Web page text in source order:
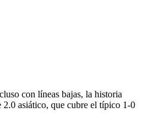
con líneas bajas, la historia
2.0 asiático, que cubre el típico 1-0